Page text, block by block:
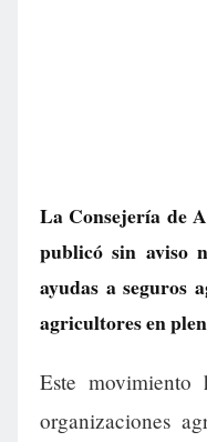
La Consejería de
publicó sin aviso
ayudas a seguros
agricultores en
Este movimiento
organizaciones